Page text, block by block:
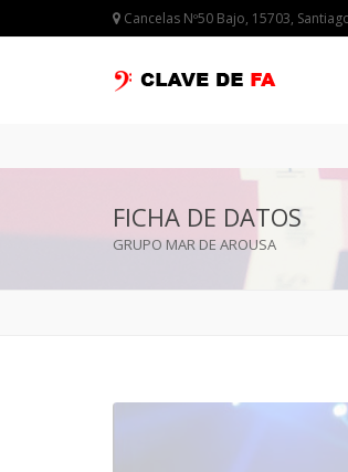
Cancelas Nº50 Bajo, 15703,
FICHA DE DATOS
GRUPO MAR DE AROUSA